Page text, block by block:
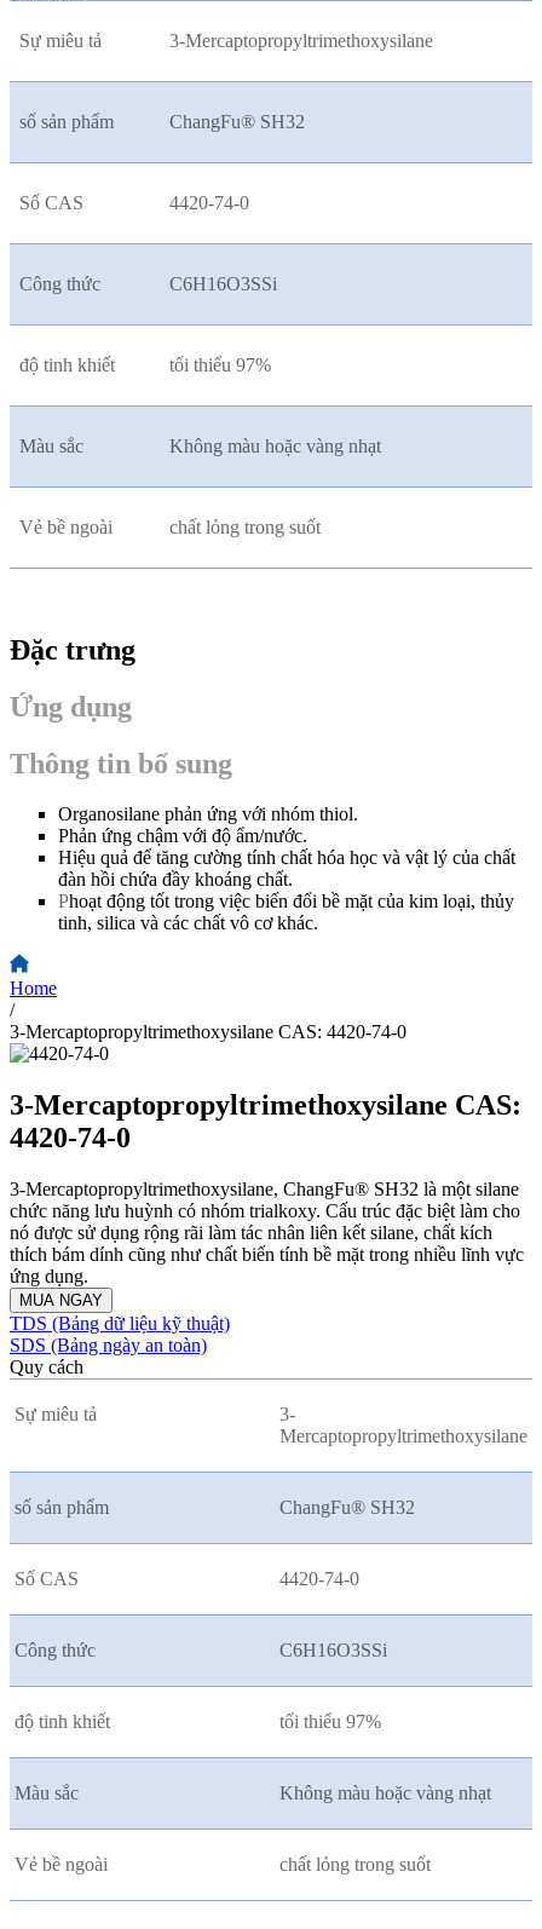
Sự miêu tả 3-Mercaptopropyltrimethoxysilane
số sản phẩm ChangFu® SH32
Số CAS 4420-74-0
Công thức C6H16O3SSi
độ tinh khiết tối thiểu 97%
Màu sắc Không màu hoặc vàng nhạt
Vẻ bề ngoài chất lỏng trong suốt
Đặc trưng
Ứng dụng
Thông tin bổ sung
Organosilane phản ứng với nhóm thiol.
Phản ứng chậm với độ ẩm/nước.
Hiệu quả để tăng cường tính chất hóa học và vật lý của chất
đàn hồi chứa đầy khoáng chất.
Phoạt động tốt trong việc biến đổi bề mặt của kim loại, thủy
tinh, silica và các chất vô cơ khác.
Home
/
3-Mercaptopropyltrimethoxysilane CAS: 4420-74-0
3-Mercaptopropyltrimethoxysilane CAS:
4420-74-0
3-Mercaptopropyltrimethoxysilane, ChangFu® SH32 là một silane
chức năng lưu huỳnh có nhóm trialkoxy. Cấu trúc đặc biệt làm cho
nó được sử dụng rộng rãi làm tác nhân liên kết silane, chất kích
thích bám dính cũng như chất biến tính bề mặt trong nhiều lĩnh vực
ứng dụng.
MUA NGAY
TDS (Bảng dữ liệu kỹ thuật)
SDS (Bảng ngày an toàn)
Quy cách
Sự miêu tả
3-
Mercaptopropyltrimethoxysilane
số sản phẩm ChangFu® SH32
Số CAS 4420-74-0
Công thức C6H16O3SSi
độ tinh khiết tối thiểu 97%
Màu sắc Không màu hoặc vàng nhạt
Vẻ bề ngoài chất lỏng trong suốt